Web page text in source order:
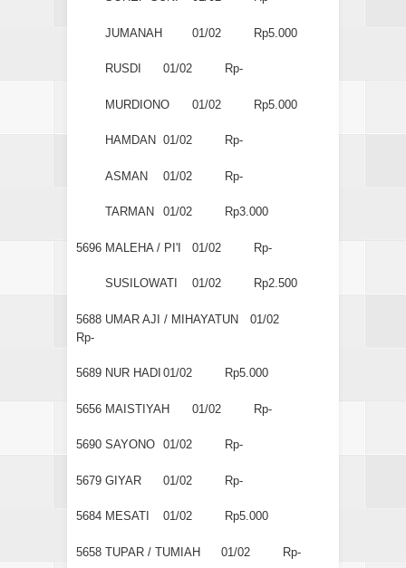
JUMANAH 01/02 Rp5.000
RUSDI 01/02 Rp-
MURDIONO 01/02 Rp5.000
HAMDAN 01/02 Rp-
ASMAN 01/02 Rp-
TARMAN 01/02 Rp3.000
5696 MALEHA / PI'I 01/02 Rp-
SUSILOWATI 01/02 Rp2.500
5688 UMAR AJI / MIHAYATUN
01/02
Rp-
5689 NUR HADI 01/02 Rp5.000
5656 MAISTIYAH 01/02 Rp-
5690 SAYONO 01/02 Rp-
5679 GIYAR 01/02 Rp-
5684 MESATI 01/02 Rp5.000
5658 TUPAR / TUMIAH 01/02 Rp-